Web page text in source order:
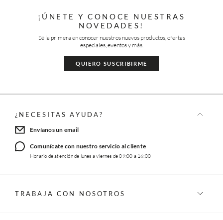
¡ÚNETE Y CONOCE NUESTRAS
NOVEDADES!
Sé la primera en conocer nuestros nuevos productos, ofertas
especiales, eventos y más.
QUIERO SUSCRIBIRME
¿NECESITAS AYUDA?
Envíanos un email
Comunícate con nuestro servicio al cliente
Horario de atención de lunes a viernes de 09:00 a 16:00
TRABAJA CON NOSOTROS